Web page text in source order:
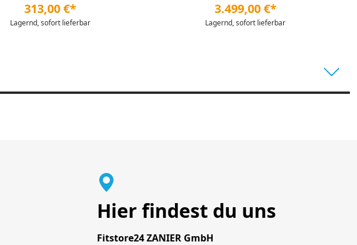
313,00 €*
Lagernd, sofort lieferbar
3.499,00 €*
Lagernd, sofort lieferbar
Hier findest du uns
Fitstore24 ZANIER GmbH